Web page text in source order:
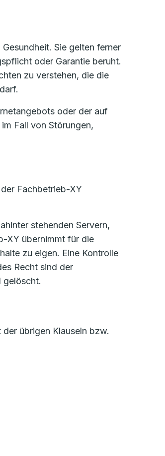
Sie gelten ferner
oder Garantie beruht.
zu verstehen, die die
oder der auf
Fall von Störungen,
Fachbetrieb-XY
stehenden Servern,
XY übernimmt für die
zu eigen. Eine Kontrolle
Recht sind der
gelöscht.
übrigen Klauseln bzw.